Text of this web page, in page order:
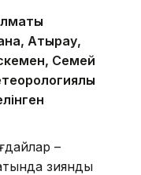
Атырау,
Семей
–
зиянды